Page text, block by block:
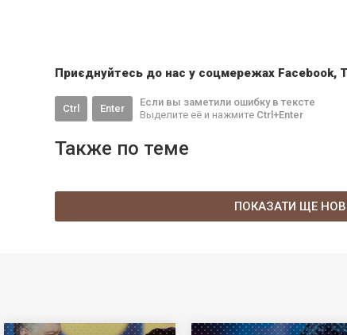
Приєднуйтесь до нас у соцмережах Facebook,
Ctrl Enter
Если вы заметили ошибку в тексте
Выделите её и нажмите Ctrl+Enter
Также по теме
ПОКАЗАТИ ЩЕ